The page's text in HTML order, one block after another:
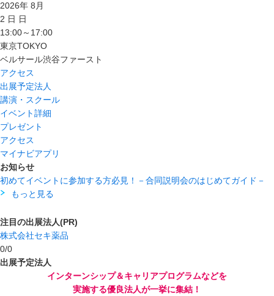
2026年 8 月
2 日 日
13:00～17:00
東京TOKYO
ベルサール渋谷ファースト
アクセス
出展予定法人
講演・スクール
イベント詳細
プレゼント
アクセス
マイナビアプリ
お知らせ
初めてイベントに参加する方必見！－合同説明会のはじめてガイド－
もっと見る
注目の出展法人(PR)
株式会社セキ薬品
0/0
出展予定法人
インターンシップ＆キャリアプログラムなどを
実施する優良法人が一挙に集結！